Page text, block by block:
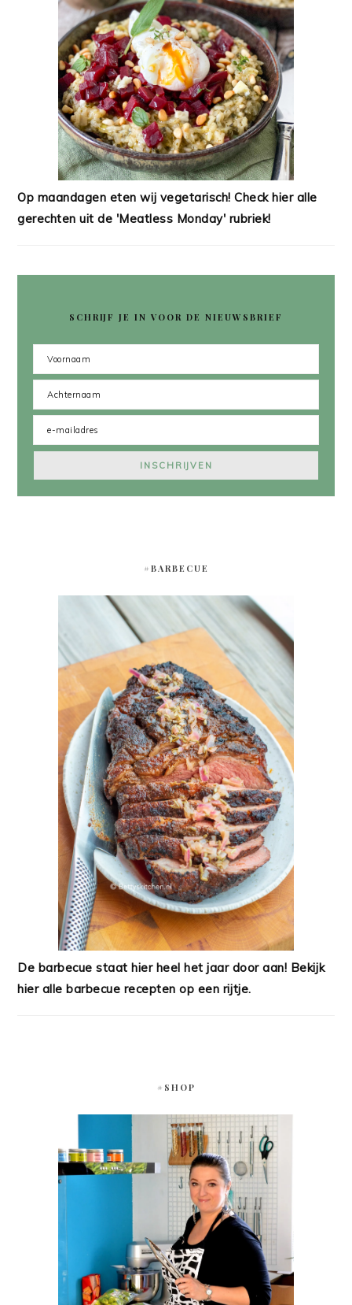
Op maandagen eten wij vegetarisch! Check hier alle
gerechten uit de 'Meatless Monday' rubriek!
SCHRIJF JE IN VOOR DE NIEUWSBRIEF
#BARBECUE
De barbecue staat hier heel het jaar door aan! Bekijk
hier alle barbecue recepten op een rijtje.
#SHOP